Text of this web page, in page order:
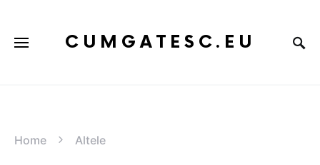
CUMGATESC.EU
Home Altele